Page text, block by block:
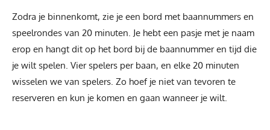
Zodra je binnenkomt, zie je een bord met baannummers en
speelrondes van 20 minuten. Je hebt een pasje met je naam
erop en hangt dit op het bord bij de baannummer en tijd die
je wilt spelen. Vier spelers per baan, en elke 20 minuten
wisselen we van spelers. Zo hoef je niet van tevoren te
reserveren en kun je komen en gaan wanneer je wilt.